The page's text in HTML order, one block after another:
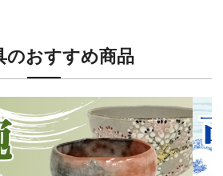
のおすすめ商品